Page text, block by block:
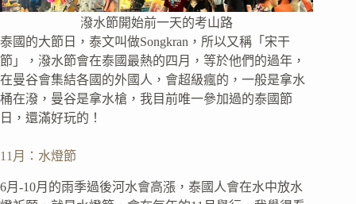
潑水節開始前一天的考山路
泰國的大節日，泰文叫做Songkran，所以又稱「宋干
節」，潑水節會在泰國最熱的四月，等於他們的過年，
在曼谷會集結各國的外國人，會超級瘋的，一般是拿水
桶在潑，曼谷是拿水槍，我目前唯一參加過的泰國節
日，還滿好玩的！
11月：水燈節
6月-10月的雨季過後河水會高漲，泰國人會在水中放水